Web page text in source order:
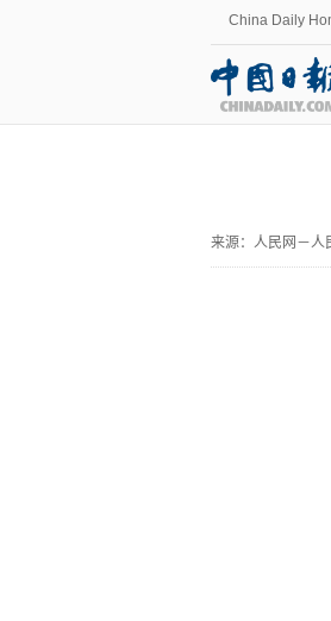
China Daily
来源：人民网－人